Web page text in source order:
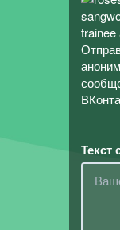
Текст